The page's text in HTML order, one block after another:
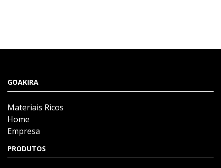
GOAKIRA
Materiais Ricos
Home
Empresa
PRODUTOS